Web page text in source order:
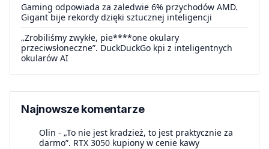
Gaming odpowiada za zaledwie 6% przychodów AMD.
Gigant bije rekordy dzięki sztucznej inteligencji
„Zrobiliśmy zwykłe, pie****one okulary
przeciwsłoneczne”. DuckDuckGo kpi z inteligentnych
okularów AI
Najnowsze komentarze
Olin - „To nie jest kradzież, to jest praktycznie za
darmo”. RTX 3050 kupiony w cenie kawy